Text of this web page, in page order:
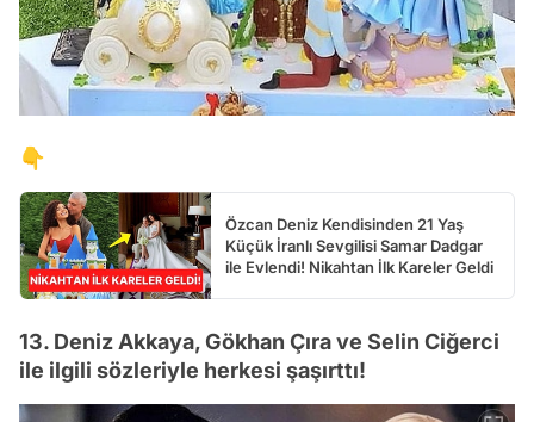
👇
Özcan Deniz Kendisinden 21 Yaş
Küçük İranlı Sevgilisi Samar Dadgar
ile Evlendi! Nikahtan İlk Kareler Geldi
13. Deniz Akkaya, Gökhan Çıra ve Selin Ciğerci
ile ilgili sözleriyle herkesi şaşırttı!